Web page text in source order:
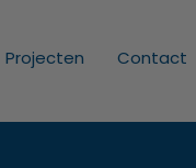
Projecten Contact